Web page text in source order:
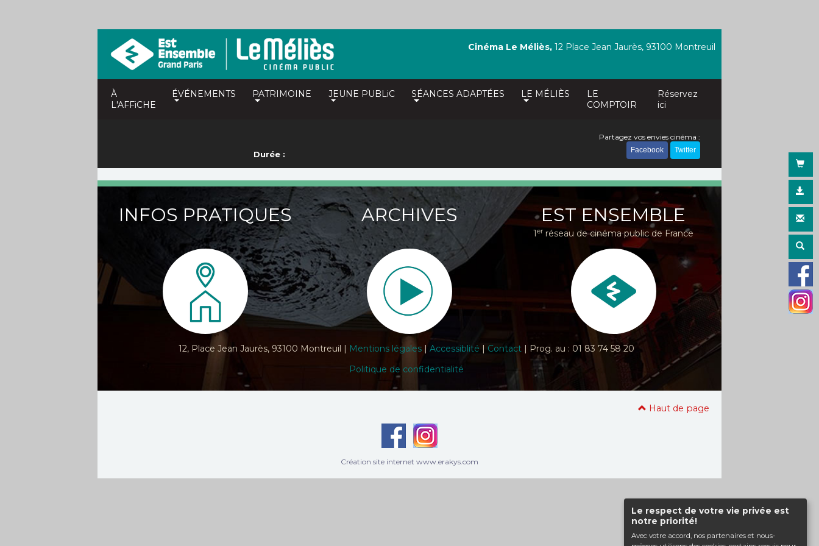
Le respect de votre vie privée est
notre priorité!
Avec votre accord, nos partenaires et nous-
À
L'AFFiCHE
ÉVÉNEMENTS PATRIMOINE JEUNE PUBLiC SÉANCES ADAPTÉES LE MÉLIÈS
LE
COMPTOIR
Réservez
ici
Cinéma Le Méliès, 12 Place Jean Jaurès, 93100 Montreuil
Durée :
Partagez vos envies cinéma :
Facebook Twitter
INFOS PRATIQUES ARCHIVES EST ENSEMBLE
1er réseau de cinéma public de France
12, Place Jean Jaurès, 93100 Montreuil | Mentions légales | Accessiblité | Contact | Prog. au : 01 83 74 58 20
Politique de confidentialité
Haut de page
Création site internet www.erakys.com